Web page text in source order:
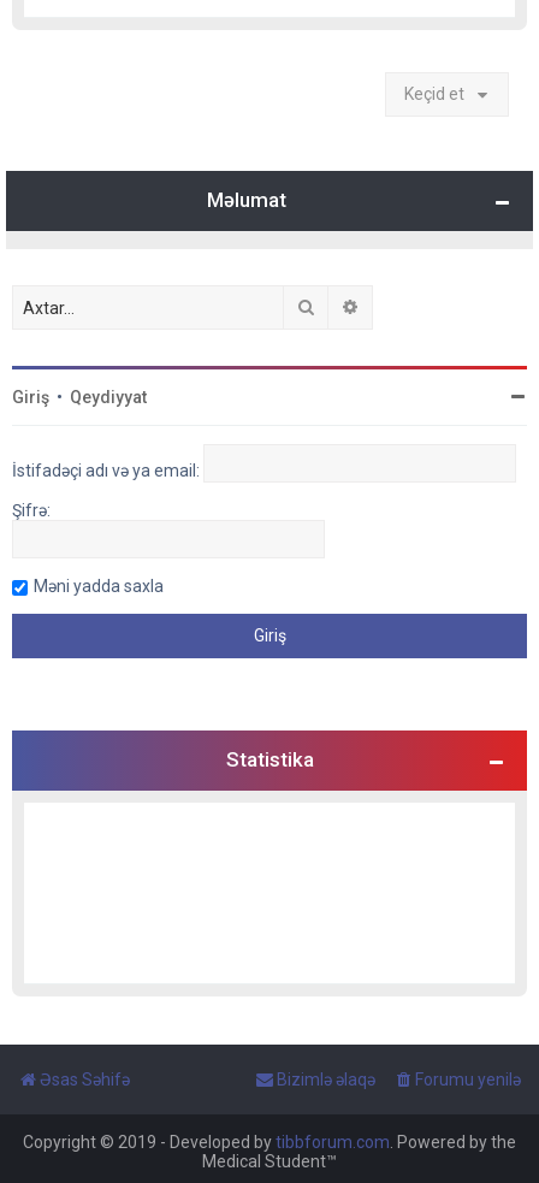
Keçid et
Məlumat
Axtar
Giriş • Qeydiyyat
İstifadəçi adı və ya email:
Şifrə:
Məni yadda saxla
Statistika
Əsas Səhifə Forumu yenilə
Bizimlə əlaqə
Copyright © 2019 - Developed bytibbforum.com . Powered by the
Medical Student™